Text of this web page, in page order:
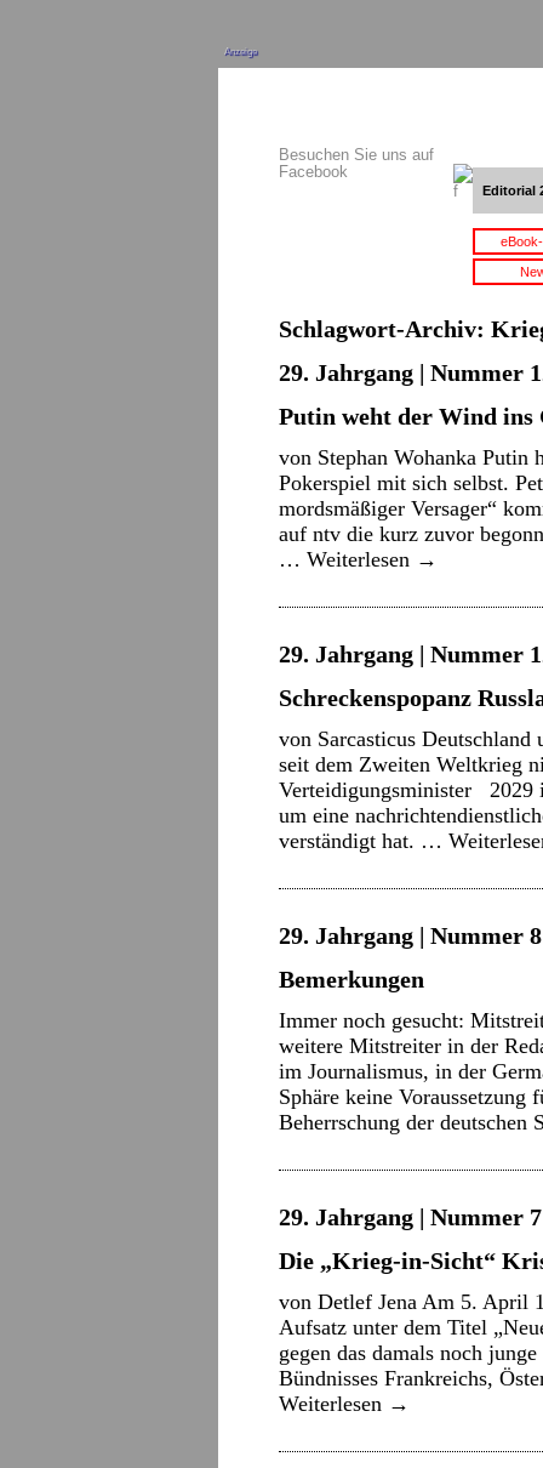
Anzeige
Besuchen Sie uns auf
Facebook
Editorial
Schlagwort-Archiv:
29. Jahrgang | Nummer
Putin weht der Wind ins
von Stephan Wohanka Putin
Pokerspiel mit sich selbst.
mordsmäßiger Versager“
auf ntv die kurz zuvor
… Weiterlesen →
29. Jahrgang | Nummer
Schreckenspopanz
von Sarcasticus
seit dem Zweiten Weltkrieg
Verteidigungsminister 2029
um eine
verständigt hat. …
29. Jahrgang | Nummer
Bemerkungen
Immer noch gesucht:
weitere Mitstreiter in der
im Journalismus, in der
Sphäre keine
Beherrschung der
29. Jahrgang | Nummer
Die „Krieg-in-Sicht“
von Detlef Jena Am 5. April
Aufsatz unter dem Titel
gegen das damals noch
Bündnisses Frankreichs,
Weiterlesen →